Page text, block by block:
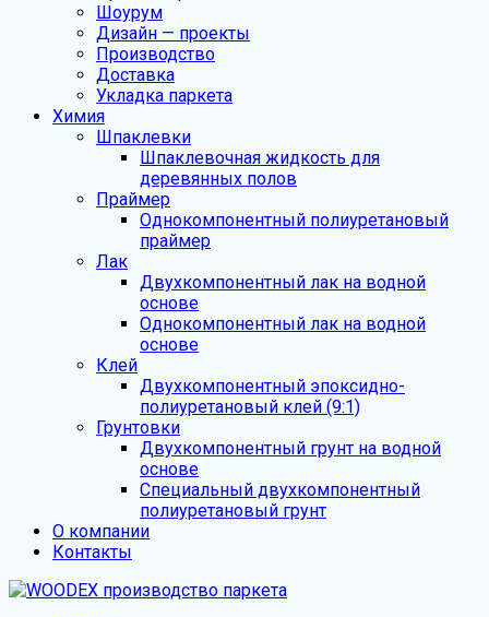
Шоурум
Дизайн — проекты
Производство
Доставка
Укладка паркета
Химия
Шпаклевки
Шпаклевочная жидкость для
деревянных полов
Праймер
Однокомпонентный полиуретановый
праймер
Лак
Двухкомпонентный лак на водной
основе
Однокомпонентный лак на водной
основе
Клей
Двухкомпонентный эпоксидно-
полиуретановый клей (9:1)
Грунтовки
Двухкомпонентный грунт на водной
основе
Специальный двухкомпонентный
полиуретановый грунт
О компании
Контакты